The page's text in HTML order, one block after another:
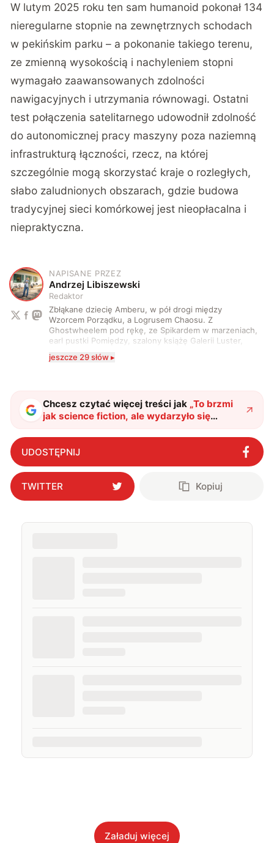
W lutym 2025 roku ten sam humanoid pokonał 134
nieregularne stopnie na zewnętrznych schodach
w pekińskim parku – a pokonanie takiego terenu,
ze zmienną wysokością i nachyleniem stopni
wymagało zaawansowanych zdolności
nawigacyjnych i utrzymania równowagi. Ostatni
test połączenia satelitarnego udowodnił zdolność
do autonomicznej pracy maszyny poza naziemną
infrastrukturą łączności, rzecz, na której
szczególnie mogą skorzystać kraje o rozległych,
słabo zaludnionych obszarach, gdzie budowa
tradycyjnej sieci komórkowej jest nieopłacalna i
niepraktyczna.
A
NAPISANE PRZEZ
Andrzej Libiszewski
Redaktor
Zbłąkane dziecię Amberu, w pół drogi między
Wzorcem Porządku, a Logrusem Chaosu. Z
Ghostwheelem pod rękę, ze Spikardem w marzeniach,
earl pustki Pomiędzy, szalony książę Galerii Luster,
serio? Pisaniem o szeroko pojętej technice o zajmuję
i gram w gry :)
jeszcze 29 słów ▸
Chcesz czytać więcej treści jak „To brzmi
jak science fiction, ale wydarzyło się
naprawdę. Chiński robot dostał internet z
kosmosu"?
UDOSTĘPNIJ
TWITTER Kopiuj
Załaduj więcej